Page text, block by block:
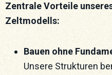
Zentrale Vorteile
Zeltmodells:
Bauen ohne
Unsere Strukturen